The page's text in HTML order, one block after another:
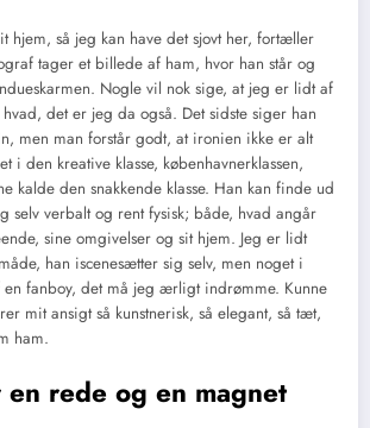
hjem, så jeg kan have det sjovt her, fortæller
tager et billede af ham, hvor han står og
Nogle vil nok sige, at jeg er lidt af
det er jeg da også. Det sidste siger han
men man forstår godt, at ironien ikke er alt
i den kreative klasse, københavnerklassen,
kalde den snakkende klasse. Han kan finde ud
selv verbalt og rent fysisk; både, hvad angår
sine omgivelser og sit hjem. Jeg er lidt
han iscenesætter sig selv, men noget i
fanboy, det må jeg ærligt indrømme. Kunne
mit ansigt så kunstnerisk, så elegant, så tæt,
ham.
rede og en magnet